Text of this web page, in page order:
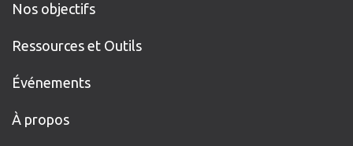
Nos objectifs
Ressources et Outils
Événements
À propos